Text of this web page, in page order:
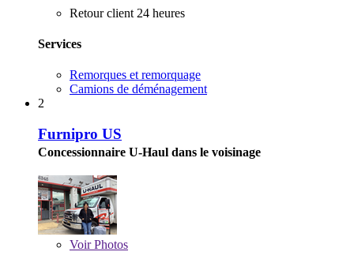
Retour client 24 heures
Services
Remorques et remorquage
Camions de déménagement
2
Furnipro US
Concessionnaire U-Haul dans le voisinage
VoirPhotos